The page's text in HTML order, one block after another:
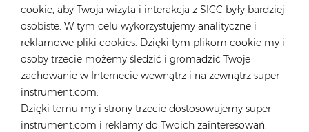
cookie, aby Twoja wizyta i interakcja z SICC były bardziej
osobiste. W tym celu wykorzystujemy analityczne i
reklamowe pliki cookies. Dzięki tym plikom cookie my i
osoby trzecie możemy śledzić i gromadzić Twoje
zachowanie w Internecie wewnątrz i na zewnątrz super-
instrument.com.
Dzięki temu my i strony trzecie dostosowujemy super-
instrument.com i reklamy do Twoich zainteresowań.
Wodoodporny system
montażu solarnego
zadaszenia
Wysokonapięciowy
LiFePO4 Fox ESS HV2600